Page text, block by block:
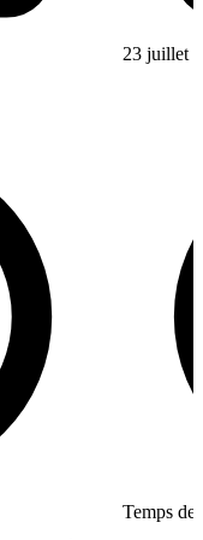
23 juillet
Temps de